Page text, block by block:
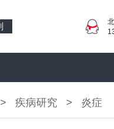
> 疾病研究 > 炎症